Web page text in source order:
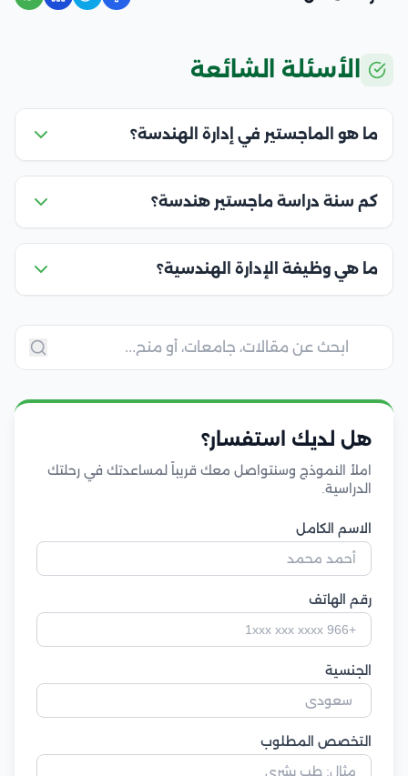
الأسئلة الشائعة
ما هو الماجستير في إدارة الهندسة؟
كم سنة دراسة ماجستير هندسة؟
ما هي وظيفة الإدارة الهندسية؟
هل لديك استفسار؟
املأ النموذج وسنتواصل معك قريباً لمساعدتك في رحلتك
الدراسية.
الاسم الكامل
رقم الهاتف
الجنسية
التخصص المطلوب